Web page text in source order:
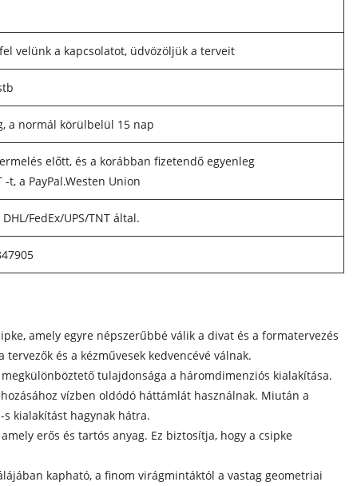
velünk a kapcsolatot, üdvözöljük a terveit
a normál körülbelül 15 nap
előtt, és a korábban fizetendő egyenleg
t, a PayPal.Westen Union
FedEx/UPS/TNT által.
amely egyre népszerűbbé válik a divat és a formatervezés
és a kézművesek kedvencévé válnak.
tulajdonsága a háromdimenziós kialakítása.
vízben oldódó háttámlát használnak. Miután a
kialakítást hagynak hátra.
erős és tartós anyag. Ez biztosítja, hogy a csipke
kapható, a finom virágmintáktól a vastag geometriai